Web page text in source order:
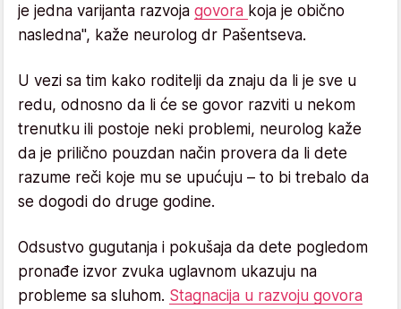
je jedna varijanta razvoja govora koja je obično
nasledna", kaže neurolog dr Pašentseva.
U vezi sa tim kako roditelji da znaju da li je sve u
redu, odnosno da li će se govor razviti u nekom
trenutku ili postoje neki problemi, neurolog kaže
da je prilično pouzdan način provera da li dete
razume reči koje mu se upućuju – to bi trebalo da
se dogodi do druge godine.
Odsustvo gugutanja i pokušaja da dete pogledom
pronađe izvor zvuka uglavnom ukazuju na
probleme sa sluhom. Stagnacija u razvoju govora